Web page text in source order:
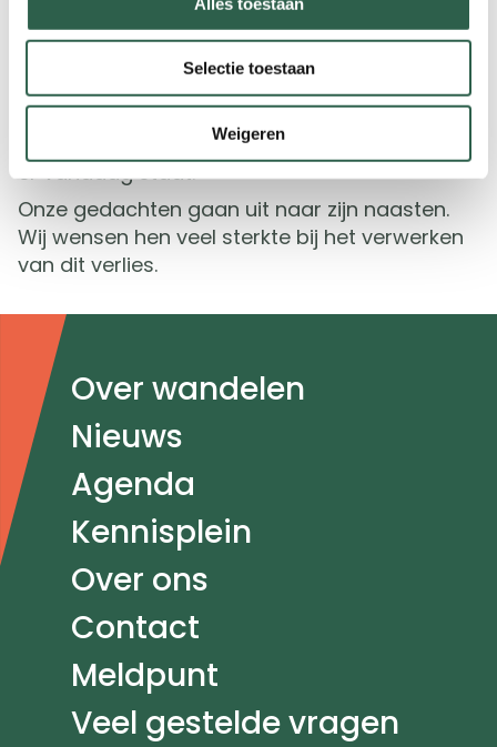
Selectie toestaan
Weigeren
Blijvende betekenis
Wij zijn Ab dankbaar voor zijn jarenlange inzet,
zijn betrouwbaarheid en zijn betrokkenheid bij
de wandelsport. Zijn bijdrage heeft blijvende
betekenis gehad voor de organisatie zoals die
er vandaag staat.
Onze gedachten gaan uit naar zijn naasten.
Wij wensen hen veel sterkte bij het verwerken
van dit verlies.
Doormat
navigatie
Over wandelen
Nieuws
Agenda
Kennisplein
Over ons
Contact
Meldpunt
Veel gestelde vragen